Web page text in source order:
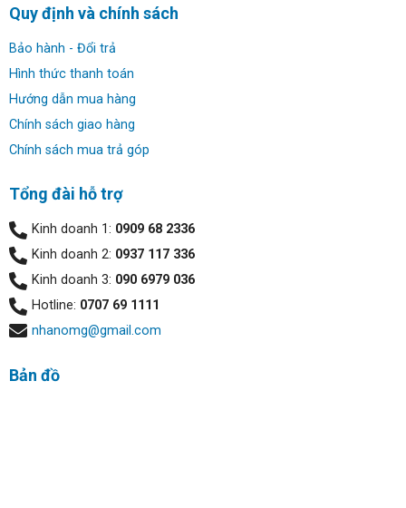
Quy định và chính sách
Bảo hành - Đổi trả
Hình thức thanh toán
Hướng dẫn mua hàng
Chính sách giao hàng
Chính sách mua trả góp
Tổng đài hỗ trợ
Kinh doanh 1: 0909 68 2336
Kinh doanh 2: 0937 117 336
Kinh doanh 3: 090 6979 036
Hotline: 0707 69 1111
nhanomg@gmail.com
Bản đồ